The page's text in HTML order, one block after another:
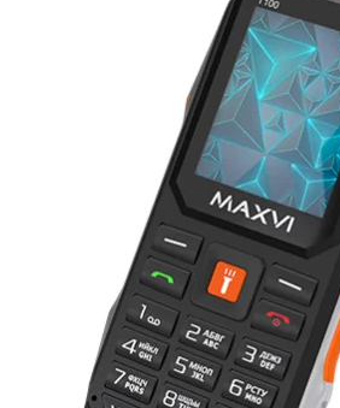
Оплачивайте сегодня только
% картой любого банка
Получайте товар
выбранный способом
Оставшиеся 75% будут
списываться с вашей карты
25 %каждые 2 недели
Подробнее